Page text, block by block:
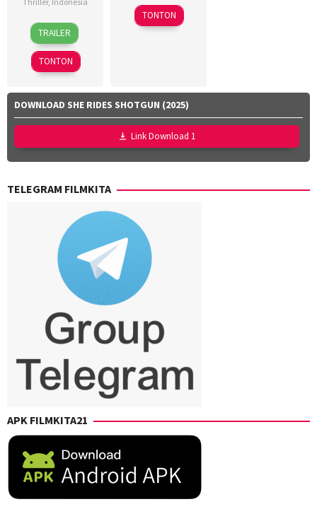
18
Mar
2026
Awi
Suryadi
TRAILER
TONTON
TONTON
DOWNLOAD SHE RIDES SHOTGUN (2025)
Link Download 1
TELEGRAM FILMKITA
APK FILMKITA21